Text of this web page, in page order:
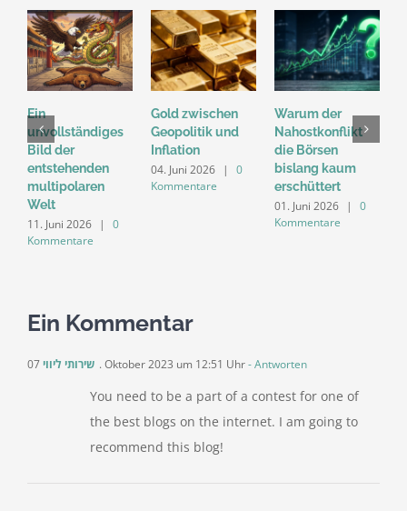
Ein
unvollständiges
Bild der
entstehenden
multipolaren
Welt
11. Juni 2026 |
0
Kommentare
Gold zwischen
Geopolitik und
Inflation
04. Juni 2026 |
0
Kommentare
Warum der
Nahostkonflikt
die Börsen
bislang kaum
erschüttert
01. Juni 2026 |
0
Kommentare
Ein Kommentar
שירותי ליווי 07. Oktober 2023 um 12:51 Uhr- Antworten
You need to be a part of a contest for one of
the best blogs on the internet. I am going to
recommend this blog!